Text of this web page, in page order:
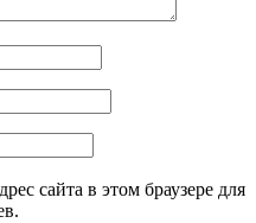
сайта в этом браузере для